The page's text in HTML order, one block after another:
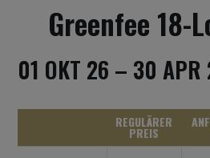
Greenfee 18-
01 OKT 26 – 30 APR
REGULÄRER
PREIS